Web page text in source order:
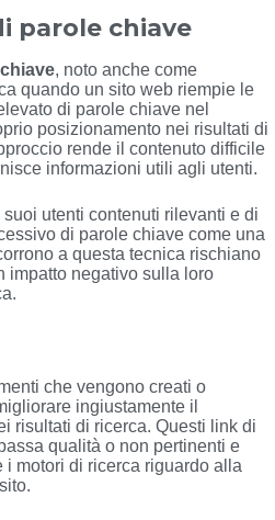
parole chiave
, noto anche come
quando un sito web riempie le
di parole chiave nel
posizionamento nei risultati di
rende il contenuto difficile
informazioni utili agli utenti.
utenti contenuti rilevanti e di
di parole chiave come una
a questa tecnica rischiano
impatto negativo sulla loro
che vengono creati o
ingiustamente il
risultati di ricerca. Questi link di
qualità o non pertinenti e
motori di ricerca riguardo alla